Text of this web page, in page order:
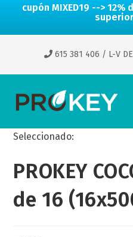
cupón MIXED19 -->
615 381 406 / L-V
Seleccionado:
PROKEY
de 16